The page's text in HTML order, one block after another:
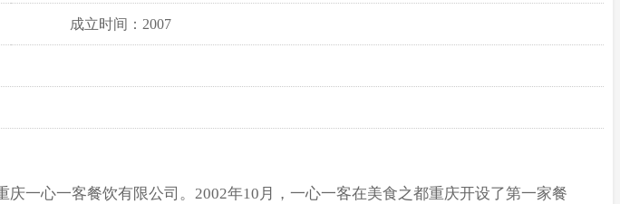
成立时间：2007
一心一客餐饮有限公司。2002年10月，一心一客在美食之都重庆开设了第一家餐